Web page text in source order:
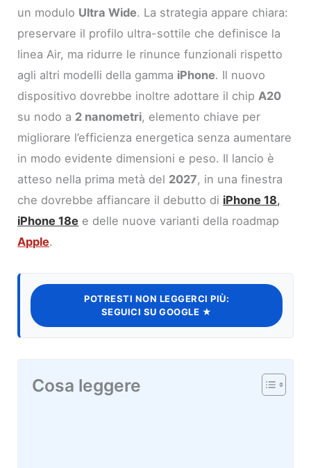
un modulo Ultra Wide. La strategia appare chiara:
preservare il profilo ultra-sottile che definisce la
linea Air, ma ridurre le rinunce funzionali rispetto
agli altri modelli della gamma iPhone. Il nuovo
dispositivo dovrebbe inoltre adottare il chipA20
su nodo a 2 nanometri, elemento chiave per
migliorare l’efficienza energetica senza aumentare
in modo evidente dimensioni e peso. Il lancio è
atteso nella prima metà del 2027, in una finestra
che dovrebbe affiancare il debutto di iPhone 18,
iPhone 18e e delle nuove varianti della roadmap
Apple.
POTRESTI NON LEGGERCI PIÙ:
SEGUICI SU GOOGLE ★
Cosa leggere